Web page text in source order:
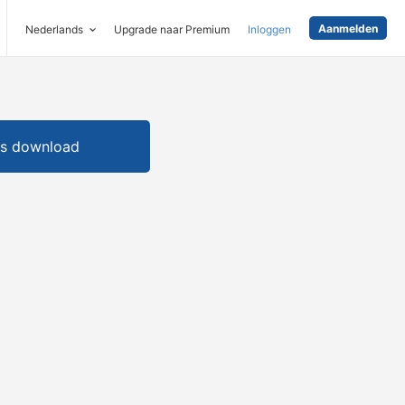
Nederlands Upgrade naar Premium Inloggen Aanmelden
download